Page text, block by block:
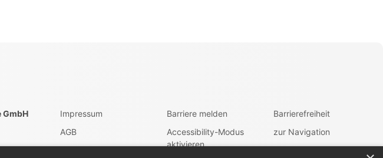
GmbH
Impressum
AGB
Barriere melden
Accessibility-Modus
aktivieren
Barrierefreiheit
zur Navigation